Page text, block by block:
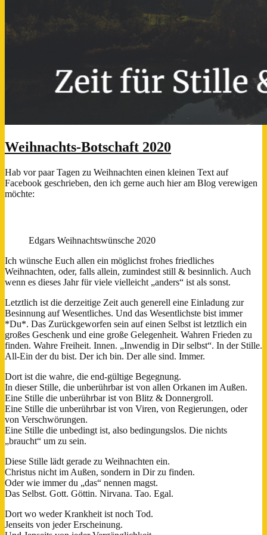
Weihnachts-Botschaft 2020
Hab vor paar Tagen zu Weihnachten einen kleinen Text auf
Facebook geschrieben, den ich gerne auch hier am Blog verewigen
möchte:
Edgars Weihnachtswünsche 2020
Ich wünsche Euch allen ein möglichst frohes friedliches
Weihnachten, oder, falls allein, zumindest still & besinnlich. Auch
wenn es dieses Jahr für viele vielleicht „anders“ ist als sonst.
Letztlich ist die derzeitige Zeit auch generell eine Einladung zur
Besinnung auf Wesentliches. Und das Wesentlichste bist immer
*Du*. Das Zurückgeworfen sein auf einen Selbst ist letztlich ein
großes Geschenk und eine große Gelegenheit. Wahren Frieden zu
finden. Wahre Freiheit. Innen. „Inwendig in Dir selbst“. In der Stille.
All-Ein der du bist. Der ich bin. Der alle sind. Immer.
Dort ist die wahre, die end-gültige Begegnung.
In dieser Stille, die unberührbar ist von allen Orkanen im Außen.
Eine Stille die unberührbar ist von Blitz & Donnergroll.
Eine Stille die unberührbar ist von Viren, von Regierungen, oder
von Verschwörungen.
Eine Stille die unbedingt ist, also bedingungslos. Die nichts
„braucht“ um zu sein.
Diese Stille lädt gerade zu Weihnachten ein.
Christus nicht im Außen, sondern in Dir zu finden.
Oder wie immer du „das“ nennen magst.
Das Selbst. Gott. Göttin. Nirvana. Tao. Egal.
Dort wo weder Krankheit ist noch Tod.
Jenseits von jeder Erscheinung.